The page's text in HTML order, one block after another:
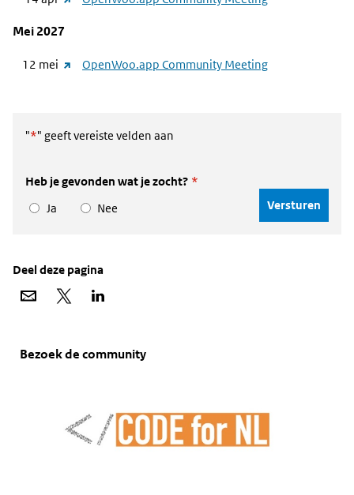
website)
Mei 2027
12 mei OpenWoo.app Community Meeting
(link
"*" geeft vereiste velden aan
Heb je gevonden wat je zocht? *
Ja
Nee
Deel deze pagina
Deel
Deel
Widgetruimte
algemeen
Bezoek de community